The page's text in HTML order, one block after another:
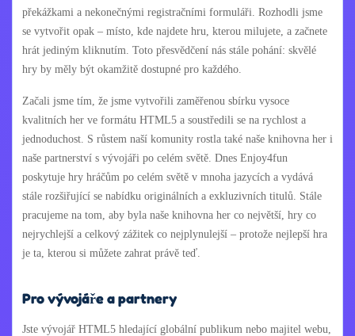
překážkami a nekonečnými registračními formuláři. Rozhodli jsme
se vytvořit opak – místo, kde najdete hru, kterou milujete, a začnete
hrát jediným kliknutím. Toto přesvědčení nás stále pohání: skvělé
hry by měly být okamžitě dostupné pro každého.
Začali jsme tím, že jsme vytvořili zaměřenou sbírku vysoce
kvalitních her ve formátu HTML5 a soustředili se na rychlost a
jednoduchost. S růstem naší komunity rostla také naše knihovna her i
naše partnerství s vývojáři po celém světě. Dnes Enjoy4fun
poskytuje hry hráčům po celém světě v mnoha jazycích a vydává
stále rozšiřující se nabídku originálních a exkluzivních titulů. Stále
pracujeme na tom, aby byla naše knihovna her co největší, hry co
nejrychlejší a celkový zážitek co nejplynulejší – protože nejlepší hra
je ta, kterou si můžete zahrat právě teď.
Pro vývojáře a partnery
Jste vývojář HTML5 hledající globální publikum nebo majitel webu,